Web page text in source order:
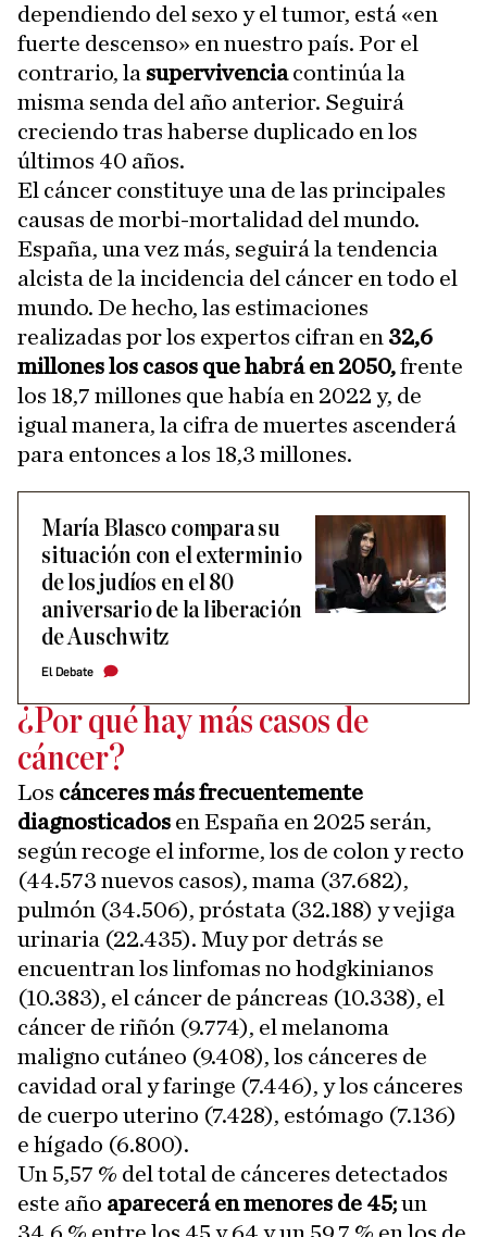
dependiendo del sexo y el tumor, está «en
fuerte descenso» en nuestro país. Por el
contrario, la supervivenciacontinúa la
misma senda del año anterior. Seguirá
creciendo tras haberse duplicado en los
últimos 40 años.
El cáncer constituye una de las principales
causas de morbi-mortalidad del mundo.
España, una vez más, seguirá la tendencia
alcista de la incidencia del cáncer en todo el
mundo. De hecho, las estimaciones
realizadas por los expertos cifran en 32,6
millones los casos que habrá en 2050,frente
los 18,7 millones que había en 2022 y, de
igual manera, la cifra de muertes ascenderá
para entonces a los 18,3 millones.
María Blasco compara su
situación con el exterminio
de los judíos en el 80
aniversario de la liberación
de Auschwitz
El Debate
¿Por qué hay más casos de
cáncer?
Los cánceres más frecuentemente
diagnosticados en España en 2025 serán,
según recoge el informe, los de colon y recto
(44.573 nuevos casos), mama (37.682),
pulmón (34.506), próstata (32.188) y vejiga
urinaria (22.435). Muy por detrás se
encuentran los linfomas no hodgkinianos
(10.383), el cáncer de páncreas (10.338), el
cáncer de riñón (9.774), el melanoma
maligno cutáneo (9.408), los cánceres de
cavidad oral y faringe (7.446), y los cánceres
de cuerpo uterino (7.428), estómago (7.136)
e hígado (6.800).
Un 5,57 % del total de cánceres detectados
este año aparecerá en menores de 45;un